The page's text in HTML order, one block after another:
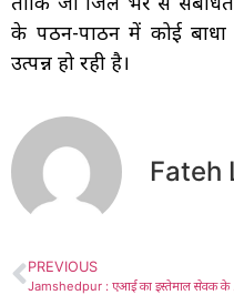
के पठन-पाठन में कोई
उत्पन्न हो रही है।
Fateh
PREVIOUS